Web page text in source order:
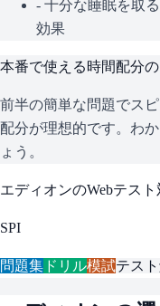
- 十分な睡眠を取
効果
本番で使える時間配分
前半の簡単な問題でス
配分が理想的です。わ
ょう。
エディオンのWebテス
SPI
問題集 ドリル模試テス